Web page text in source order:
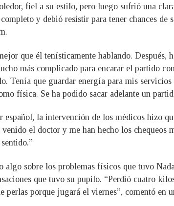
fiel a su estilo, pero luego sufrió una
y debió resistir para tener chances
que él tenísticamente hablando.
más complicado para encarar el partido
Tenía que guardar energía para mis
física. Se ha podido sacar adelante un
español, la intervención de los médicos hizo
el doctor y me han hecho los
algo sobre los problemas físicos que tuvo
que tuvo su pupilo. “Perdió cuatro
perlas porque jugará el viernes”, comentó en